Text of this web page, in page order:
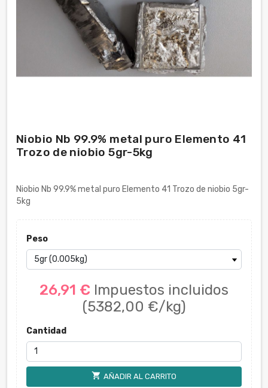
Niobio Nb 99.9% metal puro Elemento 41
Trozo de niobio 5gr-5kg
Niobio Nb 99.9% metal puro Elemento 41 Trozo de niobio 5gr-
5kg
Peso
26,91 € Impuestos incluidos
(5382,00 €/kg)
Cantidad
shopping_cart AÑADIR AL CARRITO